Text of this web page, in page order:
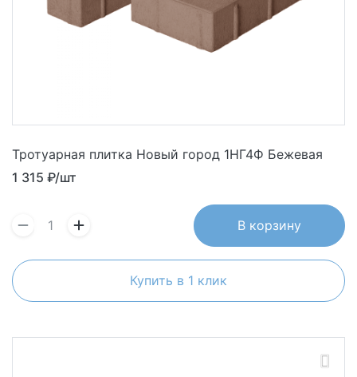
Тротуарная плитка Новый город 1НГ4Ф Бежевая
1 315 ₽/шт
В корзину
Купить в 1 клик